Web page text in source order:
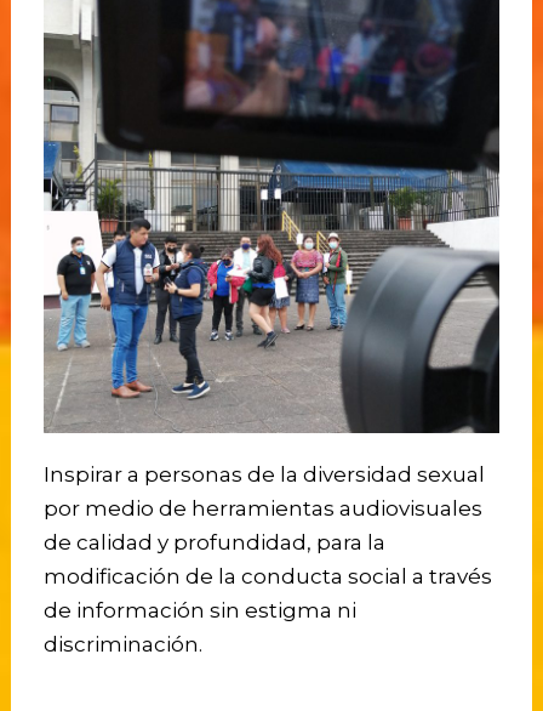
Inspirar a personas de la diversidad sexual
por medio de herramientas audiovisuales
de calidad y profundidad, para la
modificación de la conducta social a través
de información sin estigma ni
discriminación.